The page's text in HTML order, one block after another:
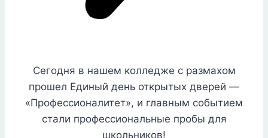
Сегодня в нашем колледже с размахом
прошел Единый день открытых дверей —
«Профессионалитет», и главным событием
стали профессиональные пробы для
школьников!